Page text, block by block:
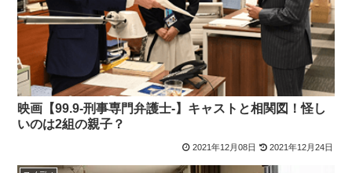
映画【99.9-刑事専門弁護士-】キャストと相関図！怪し
いのは2組の親子？
2021年12月08日 2021年12月24日